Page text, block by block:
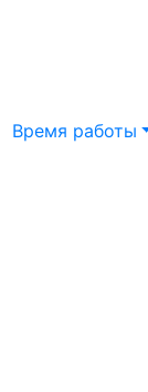
Время работы